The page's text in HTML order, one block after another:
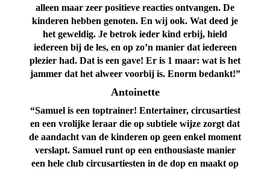
alleen maar zeer positieve reacties ontvangen. De
kinderen hebben genoten. En wij ook. Wat deed je
het geweldig. Je betrok ieder kind erbij, hield
iedereen bij de les, en op zo’n manier dat iedereen
plezier had. Dat is een gave! Er is 1 maar: wat is het
jammer dat het alweer voorbij is. Enorm bedankt!”
Antoinette
“Samuel is een toptrainer! Entertainer, circusartiest
en een vrolijke leraar die op subtiele wijze zorgt dat
de aandacht van de kinderen op geen enkel moment
verslapt. Samuel runt op een enthousiaste manier
een hele club circusartiesten in de dop en maakt op